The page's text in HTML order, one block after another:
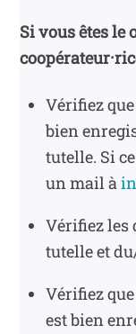
Si vous êtes le
Vérifiez
bien
tutelle. Si
un mail à
Vérifiez les
tutelle et
Vérifiez
est bien